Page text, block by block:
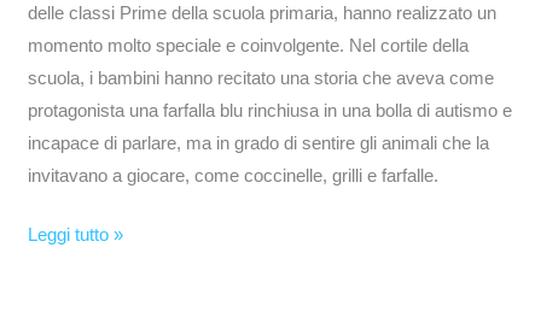
delle classi Prime della scuola primaria, hanno realizzato un
momento molto speciale e coinvolgente. Nel cortile della
scuola, i bambini hanno recitato una storia che aveva come
protagonista una farfalla blu rinchiusa in una bolla di autismo e
incapace di parlare, ma in grado di sentire gli animali che la
invitavano a giocare, come coccinelle, grilli e farfalle.
Leggi tutto »